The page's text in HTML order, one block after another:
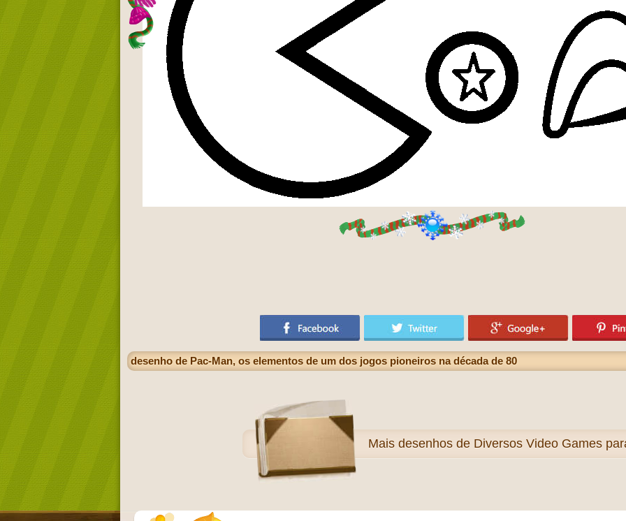
desenho de Pac-Man, os elementos de um dos jogos pioneiros na década de 80
Mais desenhos de Diversos Video Games